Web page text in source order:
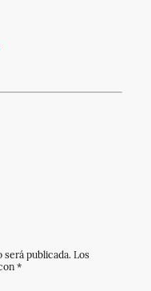
publicada. Los
*